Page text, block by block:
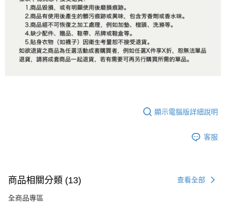
顯示電腦版詳細說明
客服
商品相關分類 (13) 查看全部
全商品專區